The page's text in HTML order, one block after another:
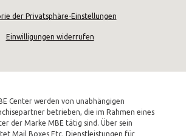
der Privatsphäre-Einstellungen
Einwilligungen widerrufen
Center werden von unabhängigen
betrieben, die im Rahmen eines
der Marke MBE tätig sind. Über sein
Mail Boxes Etc. Dienstleistungen für